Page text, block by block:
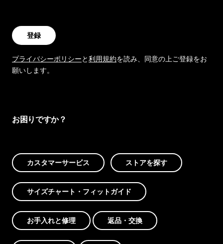
登録
プライバシーポリシーと利用規約を読み、同意の上ご登録をお
願いします。
お困りですか？
カスタマーサービス ストアを探す
サイズチャート・フィットガイド
お手入れと修理 返品・交換